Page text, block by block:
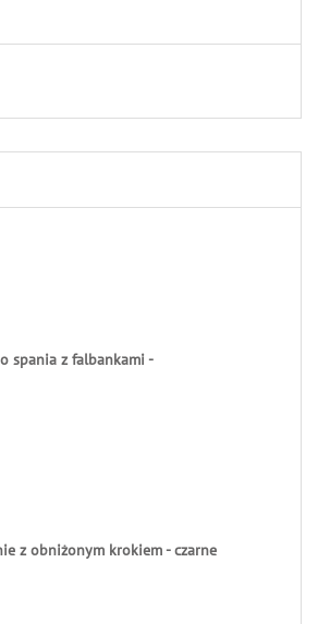
spania z falbankami -
z obniżonym krokiem - czarne